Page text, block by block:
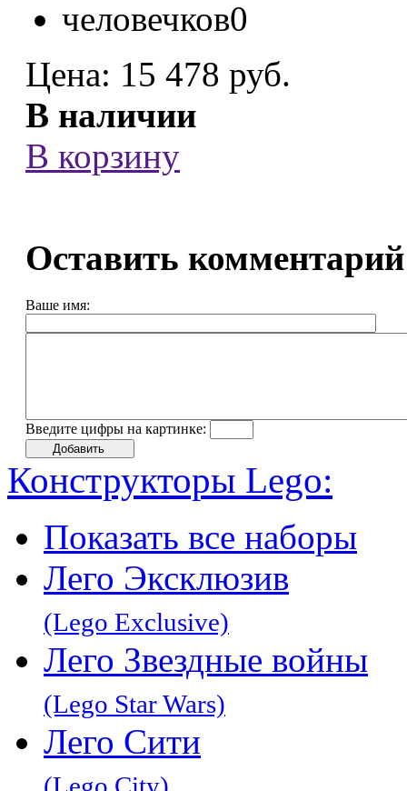
человечков0
Цена: 15 478 руб.
В наличии
В корзину
Оставить
Ваше имя:
Введите цифры на картинке:
Конструкторы Lego:
Показать все наборы
Лего Эксклюзив
(Lego Exclusive)
Лего Звeздные войны
(Lego Star Wars)
Лего Сити